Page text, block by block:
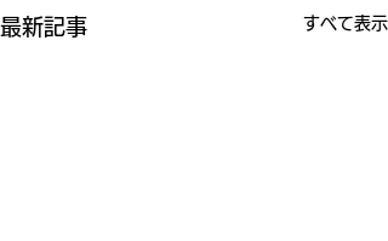
最新記事 すべて表示